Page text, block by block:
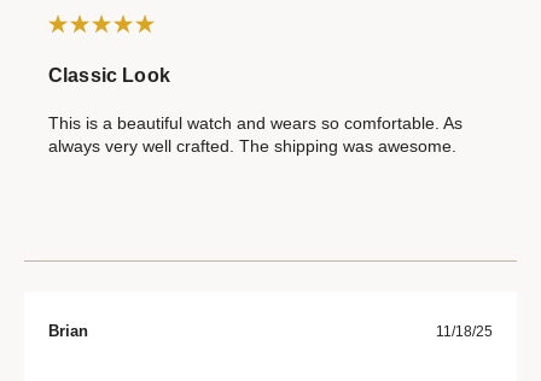
Classic Look
This is a beautiful watch and wears so comfortable. As
always very well crafted. The shipping was awesome.
Brian 11/18/25